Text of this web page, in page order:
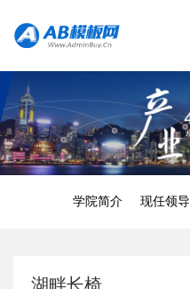
学院简介 现任领导
湖畔长椅